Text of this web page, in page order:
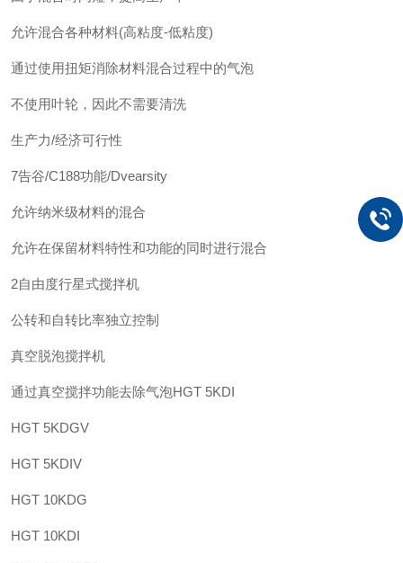
允许混合各种材料(高粘度-低粘度)
通过使用扭矩消除材料混合过程中的气泡
不使用叶轮，因此不需要清洗
生产力/经济可行性
7告谷/C188功能/Dvearsity
允许纳米级材料的混合
允许在保留材料特性和功能的同时进行混合
2自由度行星式搅拌机
公转和自转比率独立控制
真空脱泡搅拌机
通过真空搅拌功能去除气泡HGT 5KDI
HGT 5KDGV
HGT 5KDIV
HGT 10KDG
HGT 10KDI